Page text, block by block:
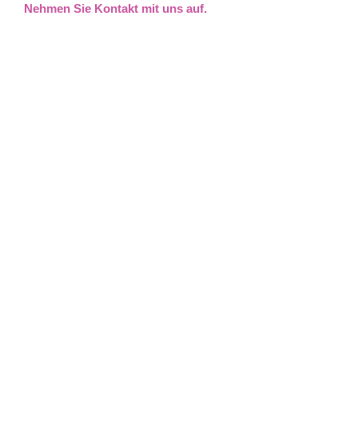
Nehmen Sie Kontakt mit uns auf.